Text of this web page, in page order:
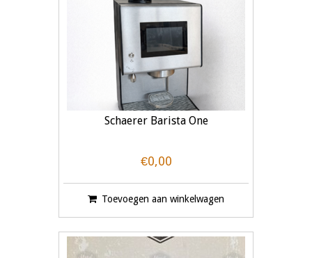
Schaerer Barista One
€0,00
Toevoegen aan winkelwagen